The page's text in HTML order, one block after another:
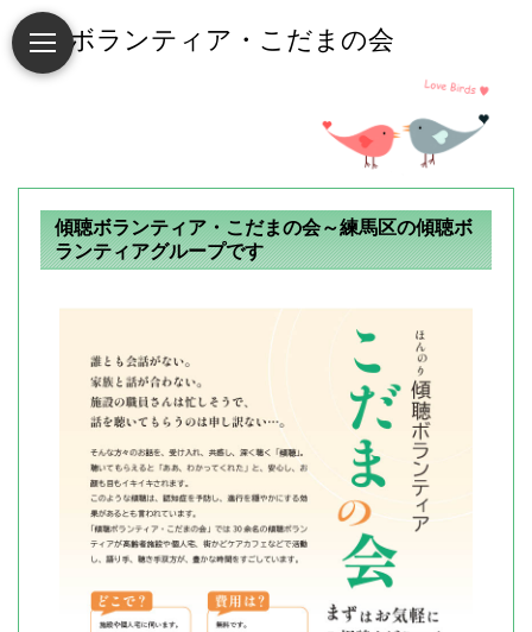
傾聴ボランティア・こだまの会～練馬区の傾聴ボ
ランティアグループです